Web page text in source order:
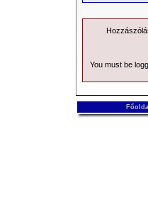
You must be